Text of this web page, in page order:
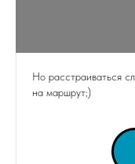
Но расстраиваться
на маршрут;)